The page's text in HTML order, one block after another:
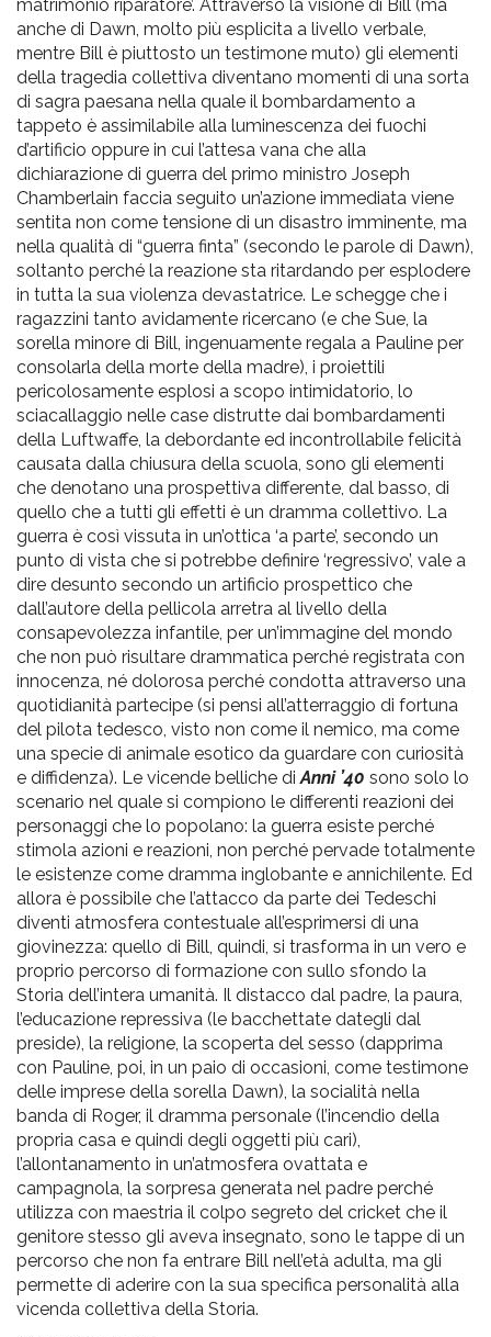
matrimonio riparatore’. Attraverso la visione di Bill (ma
anche di Dawn, molto più esplicita a livello verbale,
mentre Bill è piuttosto un testimone muto) gli elementi
della tragedia collettiva diventano momenti di una sorta
di sagra paesana nella quale il bombardamento a
tappeto è assimilabile alla luminescenza dei fuochi
d’artificio oppure in cui l’attesa vana che alla
dichiarazione di guerra del primo ministro Joseph
Chamberlain faccia seguito un’azione immediata viene
sentita non come tensione di un disastro imminente, ma
nella qualità di “guerra finta” (secondo le parole di Dawn),
soltanto perché la reazione sta ritardando per esplodere
in tutta la sua violenza devastatrice. Le schegge che i
ragazzini tanto avidamente ricercano (e che Sue, la
sorella minore di Bill, ingenuamente regala a Pauline per
consolarla della morte della madre), i proiettili
pericolosamente esplosi a scopo intimidatorio, lo
sciacallaggio nelle case distrutte dai bombardamenti
della Luftwaffe, la debordante ed incontrollabile felicità
causata dalla chiusura della scuola, sono gli elementi
che denotano una prospettiva differente, dal basso, di
quello che a tutti gli effetti è un dramma collettivo. La
guerra è così vissuta in un’ottica ‘a parte’, secondo un
punto di vista che si potrebbe definire ‘regressivo’, vale a
dire desunto secondo un artificio prospettico che
dall’autore della pellicola arretra al livello della
consapevolezza infantile, per un’immagine del mondo
che non può risultare drammatica perché registrata con
innocenza, né dolorosa perché condotta attraverso una
quotidianità partecipe (si pensi all’atterraggio di fortuna
del pilota tedesco, visto non come il nemico, ma come
una specie di animale esotico da guardare con curiosità
e diffidenza). Le vicende belliche diAnni ’40 sono solo lo
scenario nel quale si compiono le differenti reazioni dei
personaggi che lo popolano: la guerra esiste perché
stimola azioni e reazioni, non perché pervade totalmente
le esistenze come dramma inglobante e annichilente. Ed
allora è possibile che l’attacco da parte dei Tedeschi
diventi atmosfera contestuale all’esprimersi di una
giovinezza: quello di Bill, quindi, si trasforma in un vero e
proprio percorso di formazione con sullo sfondo la
Storia dell’intera umanità. Il distacco dal padre, la paura,
l’educazione repressiva (le bacchettate dategli dal
preside), la religione, la scoperta del sesso (dapprima
con Pauline, poi, in un paio di occasioni, come testimone
delle imprese della sorella Dawn), la socialità nella
banda di Roger, il dramma personale (l’incendio della
propria casa e quindi degli oggetti più cari),
l’allontanamento in un’atmosfera ovattata e
campagnola, la sorpresa generata nel padre perché
utilizza con maestria il colpo segreto del cricket che il
genitore stesso gli aveva insegnato, sono le tappe di un
percorso che non fa entrare Bill nell’età adulta, ma gli
permette di aderire con la sua specifica personalità alla
vicenda collettiva della Storia.